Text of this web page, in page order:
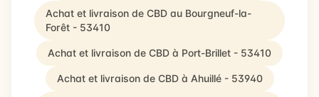
Achat et livraison de CBD au Bourgneuf-la-
Forêt - 53410
Achat et livraison de CBD à Port-Brillet - 53410
Achat et livraison de CBD à Ahuillé - 53940